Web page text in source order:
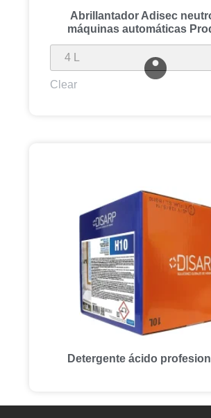
Abrillantador Adisec
máquinas automáticas
Clear
Detergente ácido